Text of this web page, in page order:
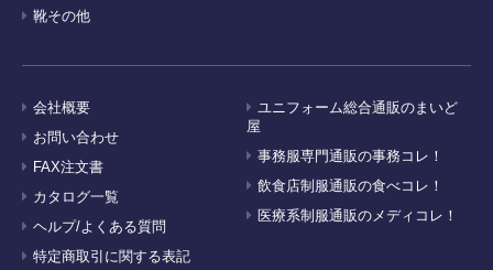
靴その他
会社概要
お問い合わせ
FAX注文書
カタログ一覧
ヘルプ/よくある質問
特定商取引に関する表記
ユニフォーム総合通販のまいど
屋
事務服専門通販の事務コレ！
飲食店制服通販の食べコレ！
医療系制服通販のメディコレ！